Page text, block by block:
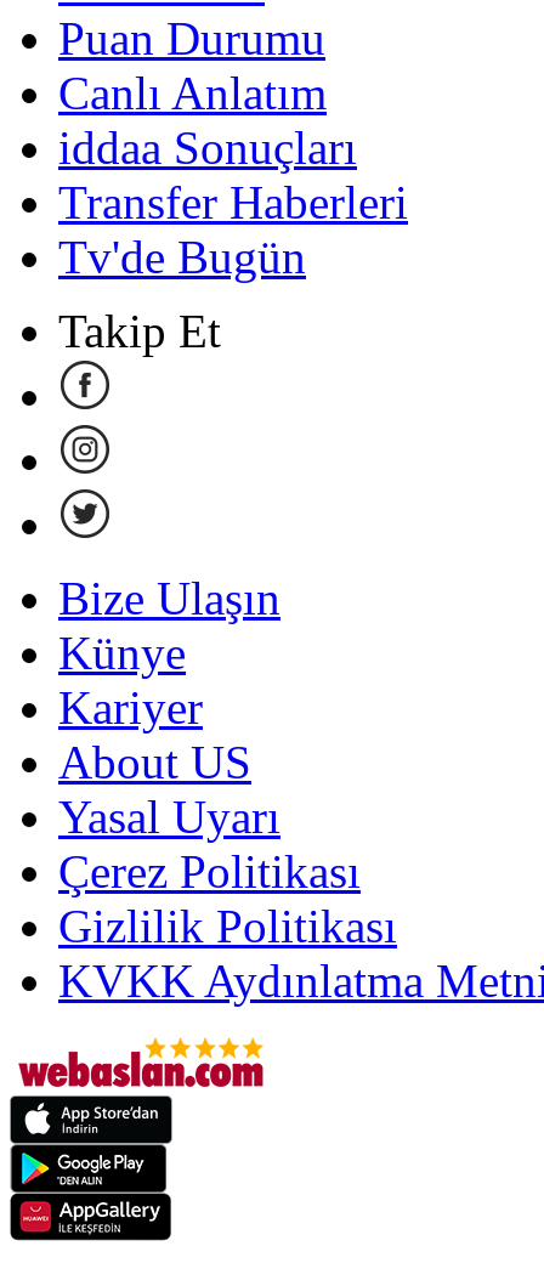
Puan Durumu
Canlı Anlatım
iddaa Sonuçları
Transfer Haberleri
Tv'de Bugün
Takip Et
Bize Ulaşın
Künye
Kariyer
About US
Yasal Uyarı
Çerez Politikası
Gizlilik Politikası
KVKK Aydınlatma